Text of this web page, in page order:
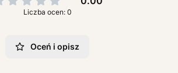
Liczba ocen: 0
Oceń i opisz